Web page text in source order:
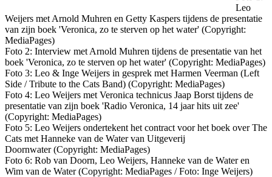
Leo
Weijers met Arnold Muhren en Getty Kaspers tijdens de presentatie
van zijn boek 'Veronica, zo te sterven op het water' (Copyright:
MediaPages)
Foto 2: Interview met Arnold Muhren tijdens de presentatie van het
boek 'Veronica, zo te sterven op het water' (Copyright: MediaPages)
Foto 3: Leo & Inge Weijers in gesprek met Harmen Veerman (Left
Side / Tribute to the Cats Band) (Copyright: MediaPages)
Foto 4: Leo Weijers met Veronica technicus Jaap Borst tijdens de
presentatie van zijn boek 'Radio Veronica, 14 jaar hits uit zee'
(Copyright: MediaPages)
Foto 5: Leo Weijers ondertekent het contract voor het boek over The
Cats met Hanneke van de Water van Uitgeverij
Doornwater (Copyright: MediaPages)
Foto 6: Rob van Doorn, Leo Weijers, Hanneke van de Water en
Wim van de Water (Copyright: MediaPages / Foto: Inge Weijers)